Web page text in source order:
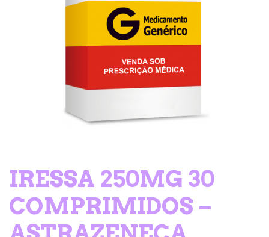
IRESSA 250MG 30
COMPRIMIDOS –